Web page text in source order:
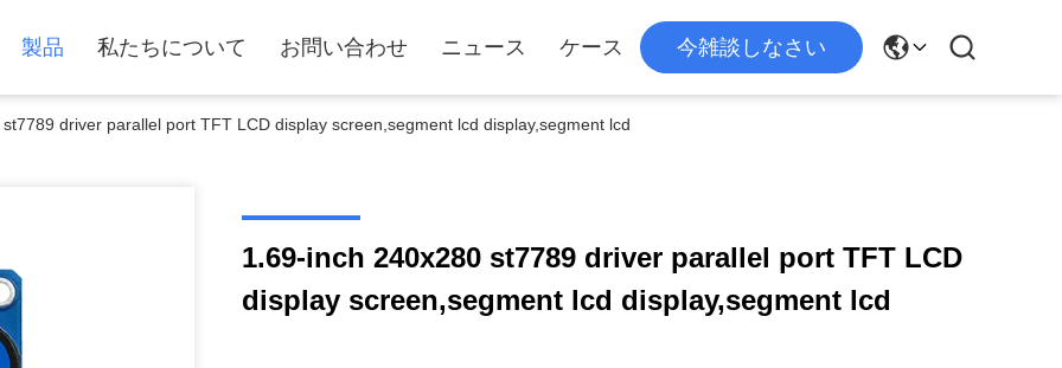
製品 私たちについて お問い合わせ ニュース ケース 今雑談しなさい
driver parallel port TFT LCD display screen,segment lcd display,segment lcd
1.69-inch 240x280 st7789 driver parallel port TFT LCD
display screen,segment lcd display,segment lcd